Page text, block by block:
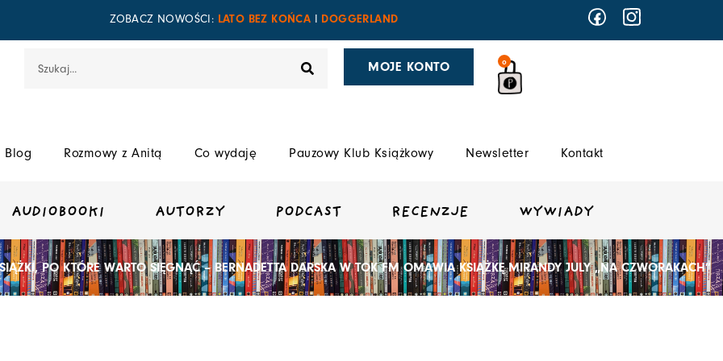
ZOBACZ NOWOŚCI: LATO BEZ KOŃCA DOGGERLAND
MOJE KONTO 0
Blog Rozmowy z Anitą Co wydaję Pauzowy Klub Książkowy Newsletter Kontakt
AUDIOBOOKI AUTORZY PODCAST RECENZJE WYWIADY
PO KTÓRE WARTO SIĘGNĄĆ – BERNADETTA DARSKA W TOK FM OMAWIA KSIĄŻKĘ MIRANDY JULY „NA CZWORAKACH”